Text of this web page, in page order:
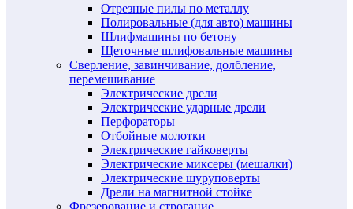
Отрезные пилы по металлу
Полировальные (для авто) машины
Шлифмашины по бетону
Щеточные шлифовальные машины
Сверление, завинчивание, долбление,
перемешивание
Электрические дрели
Электрические ударные дрели
Перфораторы
Отбойные молотки
Электрические гайковерты
Электрические миксеры (мешалки)
Электрические шуруповерты
Дрели на магнитной стойке
Фрезерование и строгание